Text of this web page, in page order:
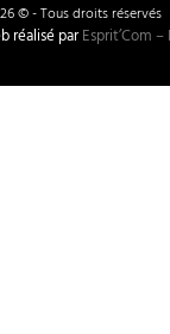
© - Tous droits réservés
réalisé parEsprit’Com